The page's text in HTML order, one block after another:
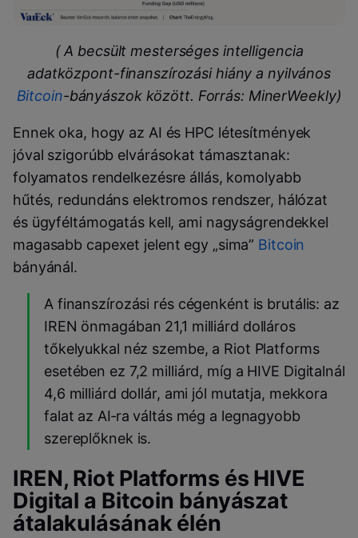
( A becsült mesterséges intelligencia
adatközpont-finanszírozási hiány a nyilvános
Bitcoin-bányászok között. Forrás: MinerWeekly)
Ennek oka, hogy az AI és HPC létesítmények
jóval szigorúbb elvárásokat támasztanak:
folyamatos rendelkezésre állás, komolyabb
hűtés, redundáns elektromos rendszer, hálózat
és ügyféltámogatás kell, ami nagyságrendekkel
magasabb capexet jelent egy „sima” Bitcoin
bányánál.
A finanszírozási rés cégenként is brutális: az
IREN önmagában 21,1 milliárd dolláros
tőkelyukkal néz szembe, a Riot Platforms
esetében ez 7,2 milliárd, míg a HIVE Digitalnál
4,6 milliárd dollár, ami jól mutatja, mekkora
falat az AI‑ra váltás még a legnagyobb
szereplőknek is.
IREN, Riot Platforms és HIVE
Digital a Bitcoin bányászat
átalakulásának élén